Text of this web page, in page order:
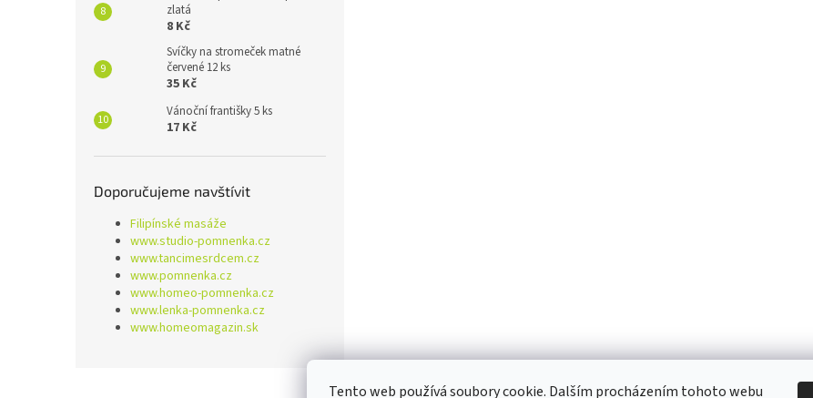
Tento web používá soubory cookie. Dalším procházením tohoto webu
zlatá
8 Kč
Svíčky na stromeček matné
červené 12 ks
35 Kč
Vánoční františky 5 ks
17 Kč
Doporučujeme navštívit
Filipínské masáže
www.studio-pomnenka.cz
www.tancimesrdcem.cz
www.pomnenka.cz
www.homeo-pomnenka.cz
www.lenka-pomnenka.cz
www.homeomagazin.sk